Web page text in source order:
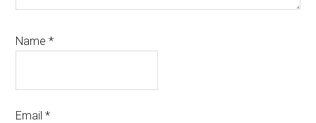
Name*
Email*